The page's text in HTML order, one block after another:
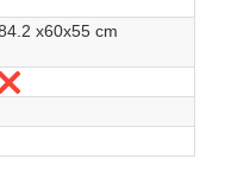
x60x55 cm